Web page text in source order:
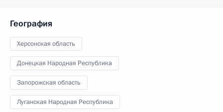
География
Херсонская область
Донецкая Народная Республика
Запорожская область
Луганская Народная Республика